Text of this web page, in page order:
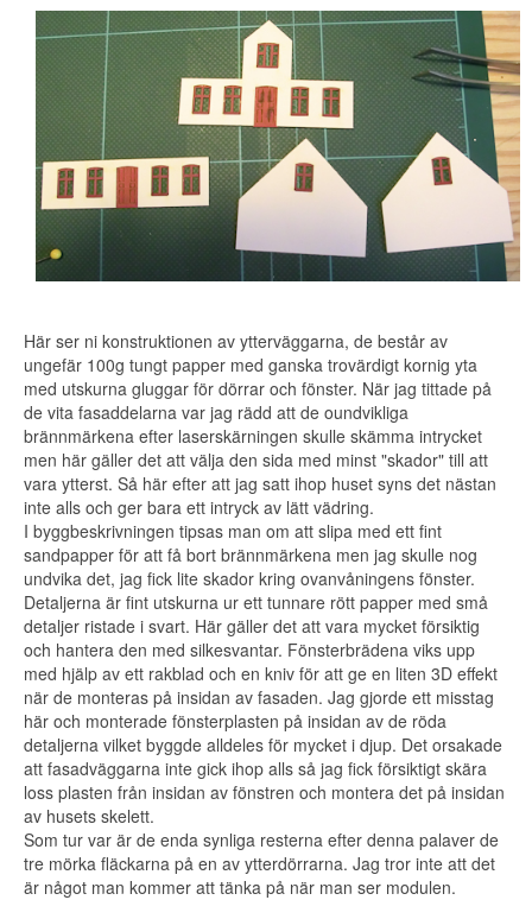
Här ser ni konstruktionen av ytterväggarna, de består av
ungefär 100g tungt papper med ganska trovärdigt kornig yta
med utskurna gluggar för dörrar och fönster. När jag tittade på
de vita fasaddelarna var jag rädd att de oundvikliga
brännmärkena efter laserskärningen skulle skämma intrycket
men här gäller det att välja den sida med minst "skador" till att
vara ytterst. Så här efter att jag satt ihop huset syns det nästan
inte alls och ger bara ett intryck av lätt vädring.
I byggbeskrivningen tipsas man om att slipa med ett fint
sandpapper för att få bort brännmärkena men jag skulle nog
undvika det, jag fick lite skador kring ovanvåningens fönster.
Detaljerna är fint utskurna ur ett tunnare rött papper med små
detaljer ristade i svart. Här gäller det att vara mycket försiktig
och hantera den med silkesvantar. Fönsterbrädena viks upp
med hjälp av ett rakblad och en kniv för att ge en liten 3D effekt
när de monteras på insidan av fasaden. Jag gjorde ett misstag
här och monterade fönsterplasten på insidan av de röda
detaljerna vilket byggde alldeles för mycket i djup. Det orsakade
att fasadväggarna inte gick ihop alls så jag fick försiktigt skära
loss plasten från insidan av fönstren och montera det på insidan
av husets skelett.
Som tur var är de enda synliga resterna efter denna palaver de
tre mörka fläckarna på en av ytterdörrarna. Jag tror inte att det
är något man kommer att tänka på när man ser modulen.